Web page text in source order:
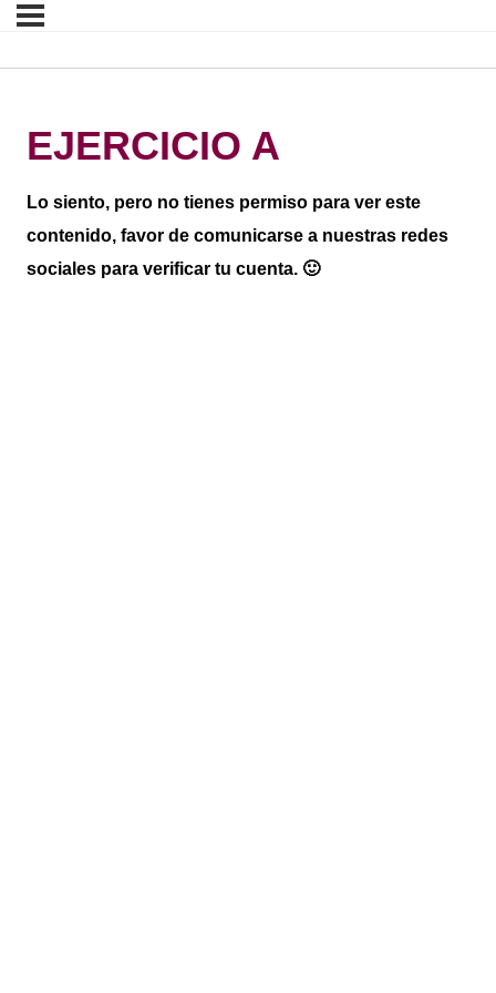
EJERCICIO A
Lo siento, pero no tienes permiso para ver este
contenido, favor de comunicarse a nuestras redes
sociales para verificar tu cuenta. 🙂